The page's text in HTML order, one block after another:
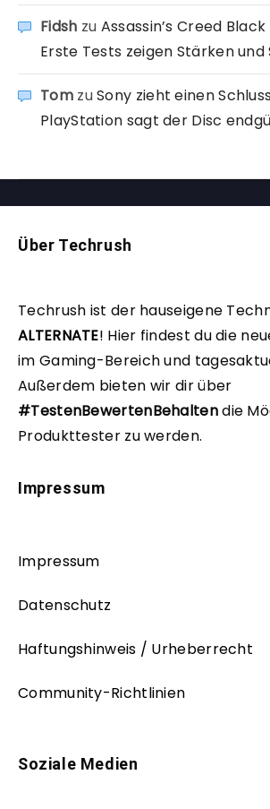
Fidsh zu Assassin’s Creed
Erste Tests zeigen Stärken
TomzuSony zieht einen
PlayStation sagt der Disc
Über Techrush
Techrush ist der hauseigene
ALTERNATE! Hier findest du die
im Gaming-Bereich und
Außerdem bieten wir dir über
#TestenBewertenBehaltendie
Produkttester zu werden.
Impressum
Impressum
Datenschutz
Haftungshinweis / Urheberrecht
Community-Richtlinien
Soziale Medien